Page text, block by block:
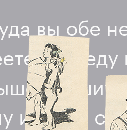
вы обе
я
и уехал с